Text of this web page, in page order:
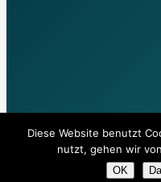
Diese Website benutzt
nutzt, gehen wir
OK